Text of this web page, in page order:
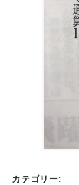
カテゴリー: